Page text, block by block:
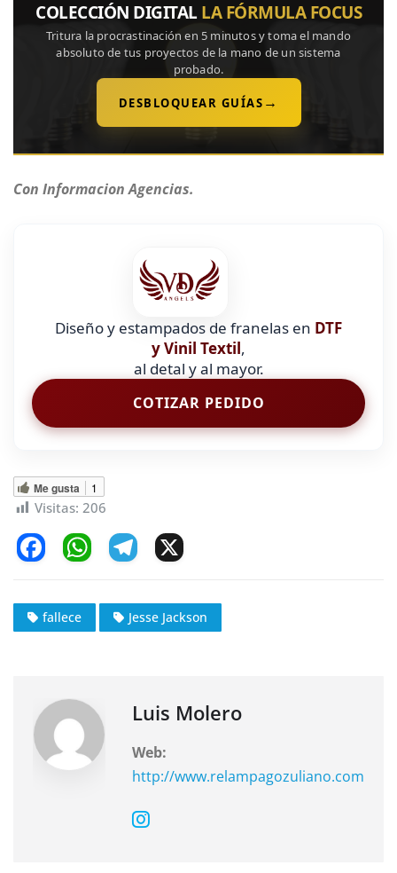
COLECCIÓN DIGITAL LA FÓRMULA FOCUS
Tritura la procrastinación en 5 minutos y toma el mando
absoluto de tus proyectos de la mano de un sistema
probado.
DESBLOQUEAR GUÍAS →
Con Informacion Agencias.
Diseño y estampados de franelas en DTF
y Vinil Textil,
al detal y al mayor.
COTIZAR PEDIDO
Me gusta 1
Visitas: 206
c
e
o
o
k
W
at
s
p
e
gr
fallece Jesse Jackson
Luis Molero
Web:
http://www.relampagozuliano.com